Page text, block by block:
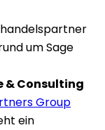
um Sage
& Consulting
Group
ein